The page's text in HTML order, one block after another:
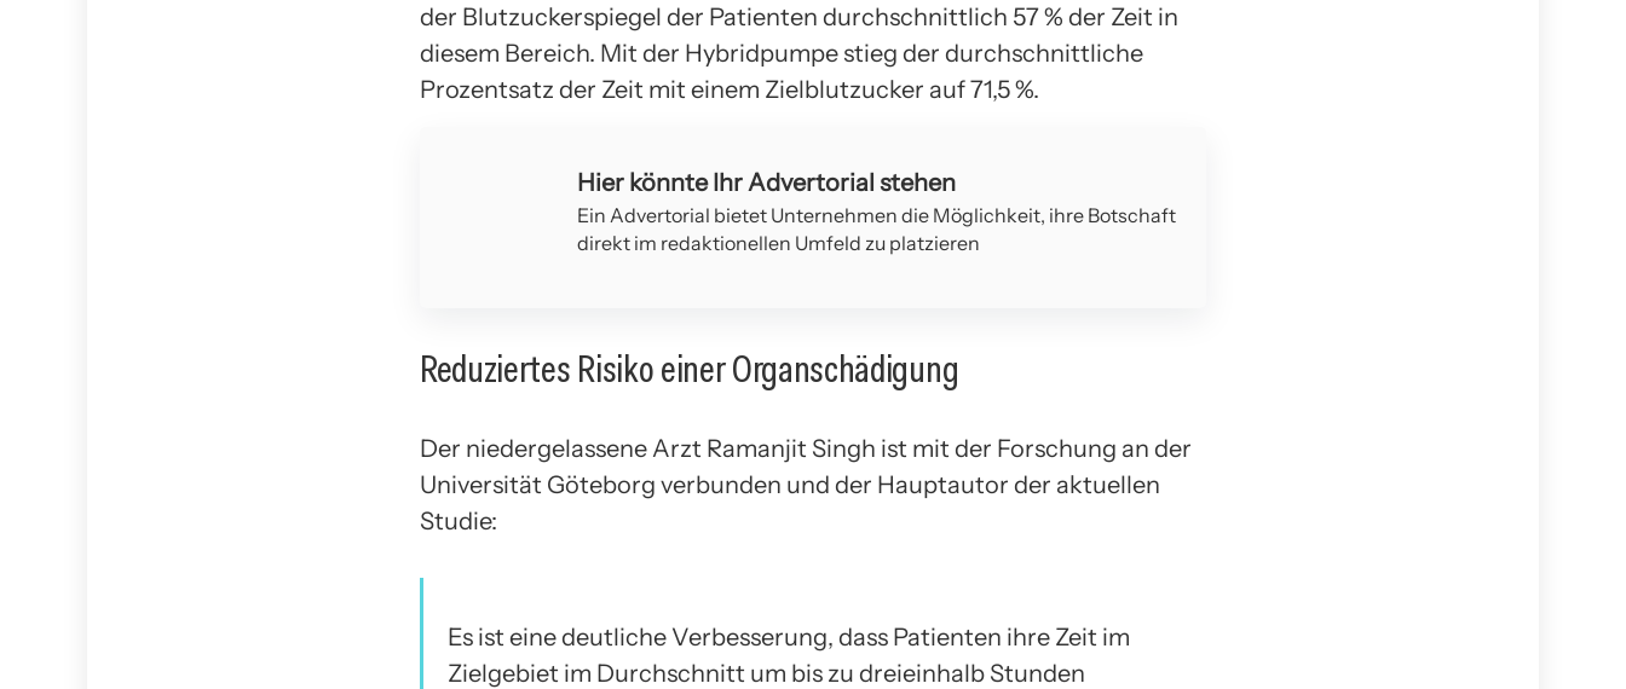
der Blutzuckerspiegel der Patienten durchschnittlich 57 % der Zeit in
diesem Bereich. Mit der Hybridpumpe stieg der durchschnittliche
Prozentsatz der Zeit mit einem Zielblutzucker auf 71,5 %.
Hier könnte Ihr Advertorial stehen
Ein Advertorial bietet Unternehmen die Möglichkeit, ihre Botschaft
direkt im redaktionellen Umfeld zu platzieren
Reduziertes Risiko einer Organschädigung
Der niedergelassene Arzt Ramanjit Singh ist mit der Forschung an der
Universität Göteborg verbunden und der Hauptautor der aktuellen
Studie:
Es ist eine deutliche Verbesserung, dass Patienten ihre Zeit im
Zielgebiet im Durchschnitt um bis zu dreieinhalb Stunden